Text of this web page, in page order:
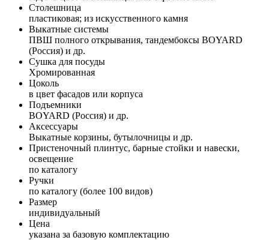
Столешница
пластиковая; из искусственного камня
Выкатные системы
ПВШ полного открывания, тандембоксы BOYARD
(Россия) и др.
Сушка для посуды
Хромированная
Цоколь
в цвет фасадов или корпуса
Подъемники
BOYARD (Россия) и др.
Аксессуары
Выкатные корзины, бутылочницы и др.
Пристеночный плинтус, барные стойки и навески,
освещение
по каталогу
Ручки
по каталогу (более 100 видов)
Размер
индивидуальный
Цена
указана за базовую комплектацию